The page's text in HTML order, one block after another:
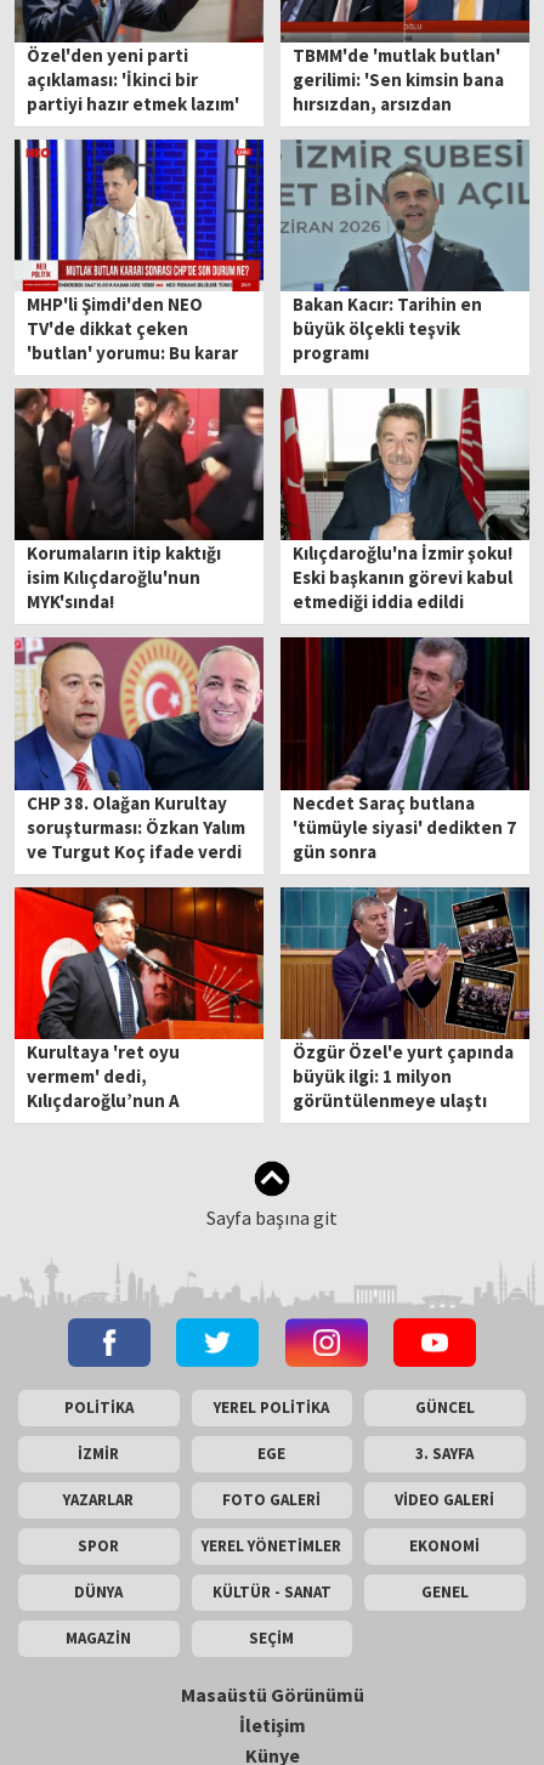
Özel'den yeni parti
açıklaması: 'İkinci bir
partiyi hazır etmek lazım'
TBMM'de 'mutlak butlan'
gerilimi: 'Sen kimsin bana
hırsızdan, arsızdan
bahsedeceksin?'
MHP'li Şimdi'den NEO
TV'de dikkat çeken
'butlan' yorumu: Bu karar
çıkmasaydı parti daha da
kaosa sürüklenecekti
Bakan Kacır: Tarihin en
büyük ölçekli teşvik
programı
Korumaların itip kaktığı
isim Kılıçdaroğlu'nun
MYK'sında!
Kılıçdaroğlu'na İzmir şoku!
Eski başkanın görevi kabul
etmediği iddia edildi
CHP 38. Olağan Kurultay
soruşturması: Özkan Yalım
ve Turgut Koç ifade verdi
Necdet Saraç butlana
'tümüyle siyasi' dedikten 7
gün sonra
Kılıçdaroğlu'nun A
Takımı'na girdi
Kurultaya 'ret oyu
vermem' dedi,
Kılıçdaroğlu’nun A
takımına girdi
Özgür Özel'e yurt çapında
büyük ilgi: 1 milyon
görüntülenmeye ulaştı
Sayfa başına git
POLİTİKA YEREL POLİTİKA GÜNCEL
İZMİR EGE 3. SAYFA
YAZARLAR FOTO GALERİ VİDEO GALERİ
SPOR YEREL YÖNETİMLER EKONOMİ
DÜNYA KÜLTÜR - SANAT GENEL
MAGAZİN SEÇİM
Masaüstü Görünümü
İletişim
Künye